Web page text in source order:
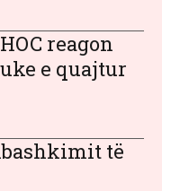
reagon
e quajtur
të